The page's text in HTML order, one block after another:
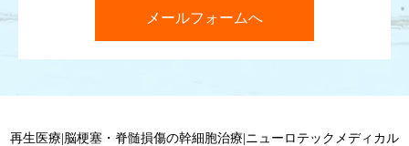
メールフォームへ
再生医療|脳梗塞・脊髄損傷の幹細胞治療|ニューロテックメディカル